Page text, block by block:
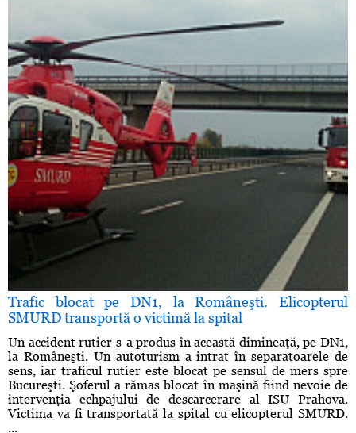
Trafic blocat pe DN1, la Româneşti. Elicopterul
SMURD transportă o victimă la spital
Un accident rutier s-a produs în această dimineaţă, pe DN1,
la Româneşti. Un autoturism a intrat în separatoarele de
sens, iar traficul rutier este blocat pe sensul de mers spre
Bucureşti. Şoferul a rămas blocat în maşină fiind nevoie de
intervenţia echpajului de descarcerare al ISU Prahova.
Victima va fi transportată la spital cu elicopterul SMURD.
...